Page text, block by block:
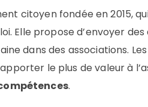
citoyen fondée en 2015,
Elle propose d’envoyer
dans des associations.
le plus de valeur à
.